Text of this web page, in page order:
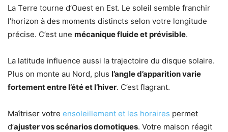
La Terre tourne d’Ouest en Est. Le soleil semble franchir
l’horizon à des moments distincts selon votre longitude
précise. C’est une mécanique fluide et prévisible.
La latitude influence aussi la trajectoire du disque solaire.
Plus on monte au Nord, plus l’angle d’apparition varie
fortement entre l’été et l’hiver. C’est flagrant.
Maîtriser votre ensoleillement et les horaires permet
d’ajuster vos scénarios domotiques. Votre maison réagit